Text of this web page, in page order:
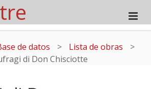
de datos > Lista de obras
>
di Don Chisciotte